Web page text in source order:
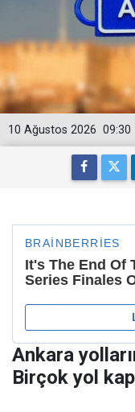
09:30
10 Ağustos 2026
Ankara
Birçok yol